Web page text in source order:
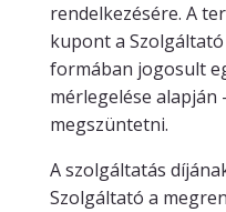
rendelkezésére. A
kupont a
formában jogosult
mérlegelése alapján
megszüntetni.
A szolgáltatás
Szolgáltató a